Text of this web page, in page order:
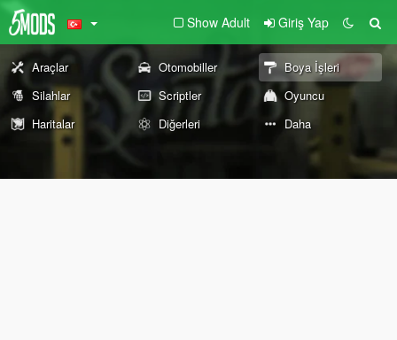
Show Adult Giriş Yap
Araçlar Otomobiller
Boya İşleri
Silahlar
Scriptler
Oyuncu
Haritalar
Diğerleri Daha